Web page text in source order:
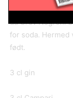
I 1920’erne
da Grev Negroni
for soda. Hermed
født.
3 cl gin